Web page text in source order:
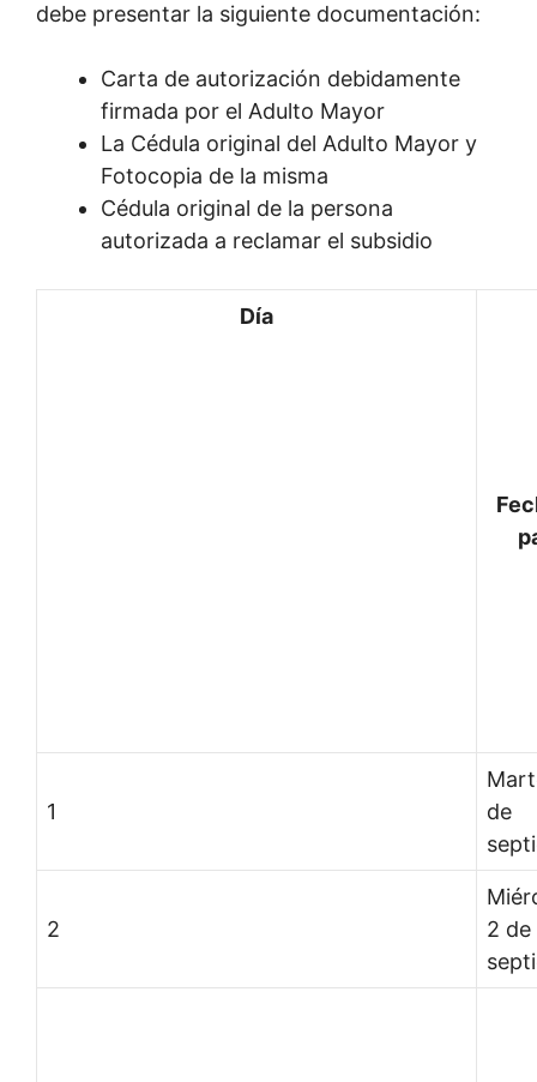
debe presentar la siguiente documentación:
Carta de autorización debidamente
firmada por el Adulto Mayor
La Cédula original del Adulto Mayor y
Fotocopia de la misma
Cédula original de la persona
autorizada a reclamar el subsidio
Día
1
de
2
2 de